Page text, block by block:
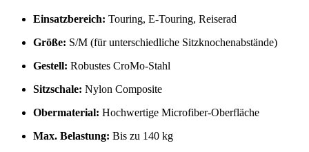
Einsatzbereich: Touring, E-Touring, Reiserad
Größe: S/M (für unterschiedliche Sitzknochenabstände)
Gestell: Robustes CroMo-Stahl
Sitzschale: Nylon Composite
Obermaterial: Hochwertige Microfiber-Oberfläche
Max. Belastung: Bis zu 140 kg